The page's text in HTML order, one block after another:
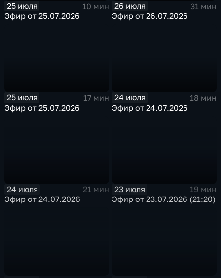
25 июля
10 мин
Эфир от 25.07.2026
26 июля
31 мин
Эфир от 26.07.2026
25 июля
17 мин
Эфир от 25.07.2026
24 июля
18 мин
Эфир от 24.07.2026
24 июля
21 мин
Эфир от 24.07.2026
23 июля
19 мин
Эфир от 23.07.2026 (21:20)